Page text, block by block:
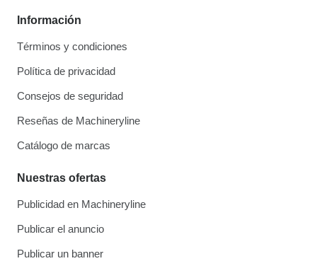
Información
Términos y condiciones
Política de privacidad
Consejos de seguridad
Reseñas de Machineryline
Catálogo de marcas
Nuestras ofertas
Publicidad en Machineryline
Publicar el anuncio
Publicar un banner